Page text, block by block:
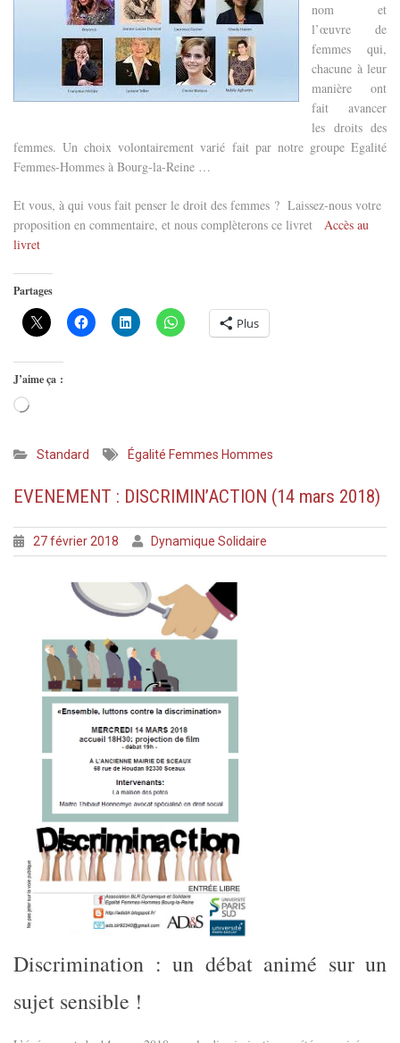
nom et
l’œuvre de
femmes qui,
chacune à leur
manière ont
fait avancer
les droits des
femmes. Un choix volontairement varié fait par notre groupe Egalité
Femmes-Hommes à Bourg-la-Reine …
Et vous, à qui vous fait penser le droit des femmes ? Laissez-nous votre
proposition en commentaire, et nous complèterons ce livret Accès au
livret
Partages
Plus
J’aime ça :
Chargement…
Standard Égalité Femmes Hommes
EVENEMENT : DISCRIMIN’ACTION (14 mars 2018)
27 février 2018 Dynamique Solidaire
Discrimination : un débat animé sur un
sujet sensible !